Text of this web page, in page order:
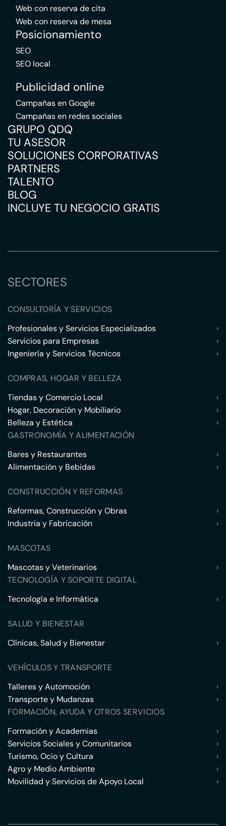
Web con reserva de cita
Web con reserva de mesa
Posicionamiento
SEO
SEO local
Publicidad online
Campañas en Google
Campañas en redes sociales
GRUPO QDQ
TU ASESOR
SOLUCIONES CORPORATIVAS
PARTNERS
TALENTO
BLOG
INCLUYE TU NEGOCIO GRATIS
SECTORES
CONSULTORÍA Y SERVICIOS
Profesionales y Servicios Especializados
›
Servicios para Empresas
›
Ingeniería y Servicios Técnicos
›
COMPRAS, HOGAR Y BELLEZA
Tiendas y Comercio Local
›
Hogar, Decoración y Mobiliario
›
Belleza y Estética
›
GASTRONOMÍA Y ALIMENTACIÓN
Bares y Restaurantes
›
Alimentación y Bebidas
›
CONSTRUCCIÓN Y REFORMAS
Reformas, Construcción y Obras
›
Industria y Fabricación
›
MASCOTAS
Mascotas y Veterinarios
›
TECNOLOGÍA Y SOPORTE DIGITAL
Tecnología e Informática
›
SALUD Y BIENESTAR
Clínicas, Salud y Bienestar
›
VEHÍCULOS Y TRANSPORTE
Talleres y Automoción
›
Transporte y Mudanzas
›
FORMACIÓN, AYUDA Y OTROS SERVICIOS
Formación y Academias
›
Servicios Sociales y Comunitarios
›
Turismo, Ocio y Cultura
›
Agro y Medio Ambiente
›
Movilidad y Servicios de Apoyo Local
›